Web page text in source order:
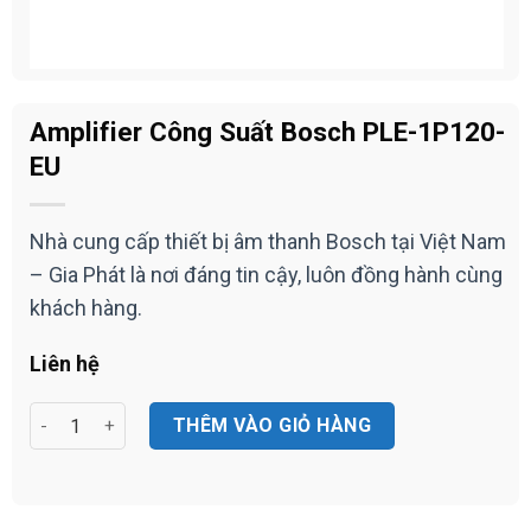
Amplifier Công Suất Bosch PLE-1P120-
EU
Nhà cung cấp thiết bị âm thanh Bosch tại Việt Nam
– Gia Phát là nơi đáng tin cậy, luôn đồng hành cùng
khách hàng.
Liên hệ
Amplifier Công Suất Bosch PLE-1P120-EU số lượng
THÊM VÀO GIỎ HÀNG